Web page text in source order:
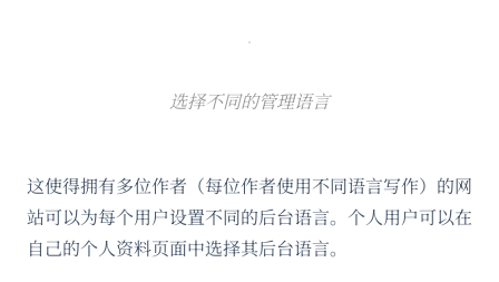
选择不同的管理语言
这使得拥有多位作者（每位作者使用不同语言写作）的网
站可以为每个用户设置不同的后台语言。个人用户可以在
自己的个人资料页面中选择其后台语言。